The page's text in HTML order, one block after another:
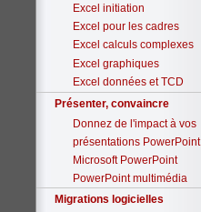
Excel initiation
Excel pour les cadres
Excel calculs complexes
Excel graphiques
Excel données et TCD
Présenter, convaincre
Donnez de l'impact à vos
présentations PowerPoint
Microsoft PowerPoint
PowerPoint multimédia
Migrations logicielles